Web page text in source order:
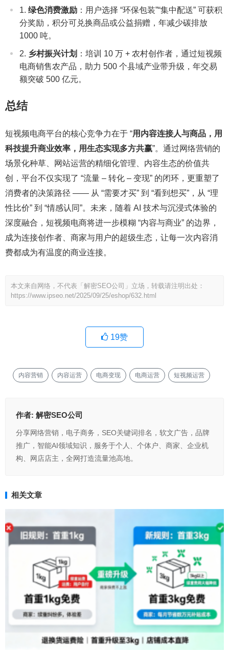
绿色消费激励 ：用户选择 “环保包装”“集中配送” 可获积
分奖励，积分可兑换商品或公益捐赠，年减少碳排放
1000 吨。
乡村振兴计划 ：培训 10 万 + 农村创作者，通过短视频
电商销售农产品，助力 500 个县域产业带升级，年交易
额突破 500 亿元。
总结
短视频电商平台的核心竞争力在于 “用内容连接人与商品，用
科技提升商业效率，用生态实现多方共赢”。通过网络营销的
场景化种草、网站运营的精细化管理、内容生态的价值共
创，平台不仅实现了 “流量 – 转化 – 变现” 的闭环，更重塑了
消费者的决策路径 —— 从 “需要才买” 到 “看到想买”，从 “理
性比价” 到 “情感认同”。未来，随着 AI 技术与沉浸式体验的
深度融合，短视频电商将进一步模糊 “内容与商业” 的边界，
成为连接创作者、商家与用户的超级生态，让每一次内容消
费都成为有温度的商业连接。
本文来自网络，不代表「解密SEO公司」立场，转载请注明出处：
https://www.ipseo.net/2025/09/25/eshop/632.html
19赞
内容营销 内容运营 电商变现 电商运营 短视频运营
作者: 解密SEO公司
分享网络营销，电子商务，SEO关键词排名，软文广告，品牌
推广，智能AI领域知识，服务于个人、个体户、商家、企业机
构、网店店主，全网打造流量池高地。
相关文章